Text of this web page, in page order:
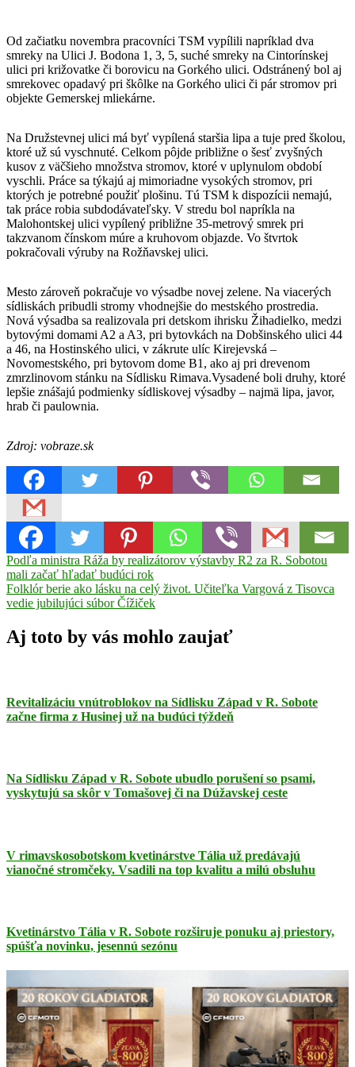
Od začiatku novembra pracovníci TSM vypílili napríklad dva
smreky na Ulici J. Bodona 1, 3, 5, suché smreky na Cintorínskej
ulici pri križovatke či borovicu na Gorkého ulici. Odstránený bol aj
smrekovec opadavý pri škôlke na Gorkého ulici či pár stromov pri
objekte Gemerskej mliekárne.
Na Družstevnej ulici má byť vypílená staršia lipa a tuje pred školou,
ktoré už sú vyschnuté. Celkom pôjde približne o šesť zvyšných
kusov z väčšieho množstva stromov, ktoré v uplynulom období
vyschli. Práce sa týkajú aj mimoriadne vysokých stromov, pri
ktorých je potrebné použiť plošinu. Tú TSM k dispozícii nemajú,
tak práce robia subdodávateľsky. V stredu bol napríkla na
Malohontskej ulici vypílený približne 35-metrový smrek pri
takzvanom čínskom múre a kruhovom objazde. Vo štvrtok
pokračovali výruby na Rožňavskej ulici.
Mesto zároveň pokračuje vo výsadbe novej zelene. Na viacerých
sídliskách pribudli stromy vhodnejšie do mestského prostredia.
Nová výsadba sa realizovala pri detskom ihrisku Žihadielko, medzi
bytovými domami A2 a A3, pri bytovkách na Dobšinského ulici 44
a 46, na Hostinského ulici, v zákrute ulíc Kirejevská –
Novomestského, pri bytovom dome B1, ako aj pri drevenom
zmrzlinovom stánku na Sídlisku Rimava.Vysadené boli druhy, ktoré
lepšie znášajú podmienky sídliskovej výsadby – najmä lipa, javor,
hrab či paulownia.
Zdroj: vobraze.sk
Navigácia
v
článku
Previous
Post:
Podľa ministra Ráža by realizátorov výstavby R2 za R. Sobotou
mali začať hľadať budúci rok
Next
Post:
Folklór berie ako lásku na celý život. Učiteľka Vargová z Tisovca
vedie jubilujúci súbor Čížiček
Aj toto by vás mohlo zaujať
Revitalizáciu vnútroblokov na Sídlisku Západ v R. Sobote
začne firma z Husinej už na budúci týždeň
Na Sídlisku Západ v R. Sobote ubudlo porušení so psami,
vyskytujú sa skôr v Tomašovej či na Dúžavskej ceste
V rimavskosobotskom kvetinárstve Tália už predávajú
vianočné stromčeky. Vsadili na top kvalitu a milú obsluhu
Kvetinárstvo Tália v R. Sobote rozširuje ponuku aj priestory,
spúšťa novinku, jesennú sezónu